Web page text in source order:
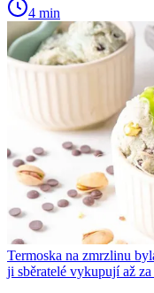
4 min
Termoska na zmrzlinu
ji sběratelé vykupují až